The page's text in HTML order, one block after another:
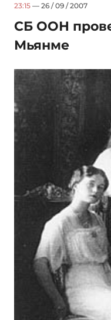
23:15 — 26 / 09 / 2007
СБ ООН
Мьянме